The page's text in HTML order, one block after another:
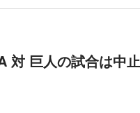
対 巨人の試合は中止